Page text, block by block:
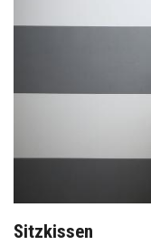
Sitzkissen